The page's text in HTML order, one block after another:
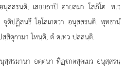
สฺสรนฺติ; เสยฺยถาปิ อายสฺมา โสภิโต. ทฺเว
จุติปฏิสนฺธึ โอโลเกตฺวา อนุสฺสรนฺติ. พุทฺธานํ
ตุกามา โหนฺติ, ตํ ตเทว ปสฺสนฺติ.
สฺสรมานา อตฺตนา ทิฏฺกตสุตเมว อนุสฺสรนฺ